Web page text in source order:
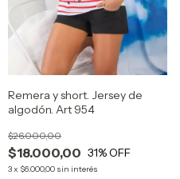
Remera y short. Jersey de
algodón. Art 954
$18.000,00
$26.000,00
31% OFF
3x $6.000,00 sin interés